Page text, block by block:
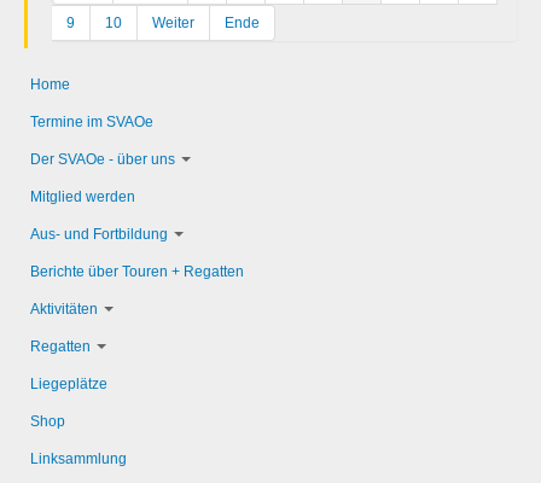
9 10 Weiter Ende
Home
Termine im SVAOe
Der SVAOe - über uns
Mitglied werden
Aus- und Fortbildung
Berichte über Touren + Regatten
Aktivitäten
Regatten
Liegeplätze
Shop
Linksammlung